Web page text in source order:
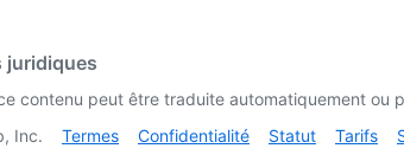
juridiques
contenu peut être traduite automatiquement ou
Inc. Termes Confidentialité Statut Tarifs